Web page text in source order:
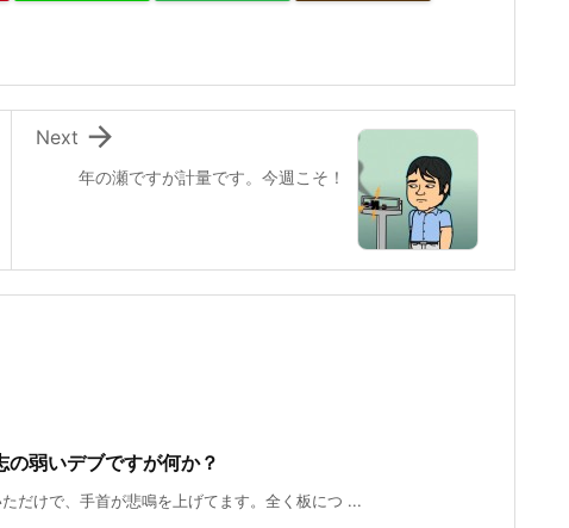
年の瀬ですが計量です。今週こそ！

Next
弱いデブですが何か？
だけで、手首が悲鳴を上げてます。全く板につ ...